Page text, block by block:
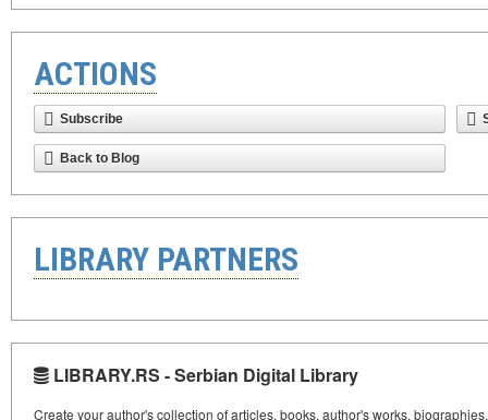
ACTIONS
Subscribe
Back to Blog
LIBRARY PARTNERS
LIBRARY.RS - Serbian Digital Library
Create your author's collection of articles, books, author's works,